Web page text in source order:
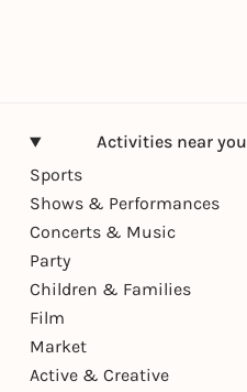
Activities near you
Sports
Shows & Performances
Concerts & Music
Party
Children & Families
Film
Market
Active & Creative